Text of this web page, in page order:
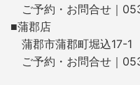
ご予約・お問合せ｜
■蒲郡店
蒲郡市蒲郡町堀込17-1
ご予約・お問合せ｜